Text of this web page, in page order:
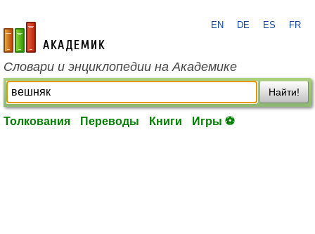
academic.ru
EN DE ES FR
Словари и энциклопедии на Академике
Найти!
Толкования Переводы Книги Игры ⚽